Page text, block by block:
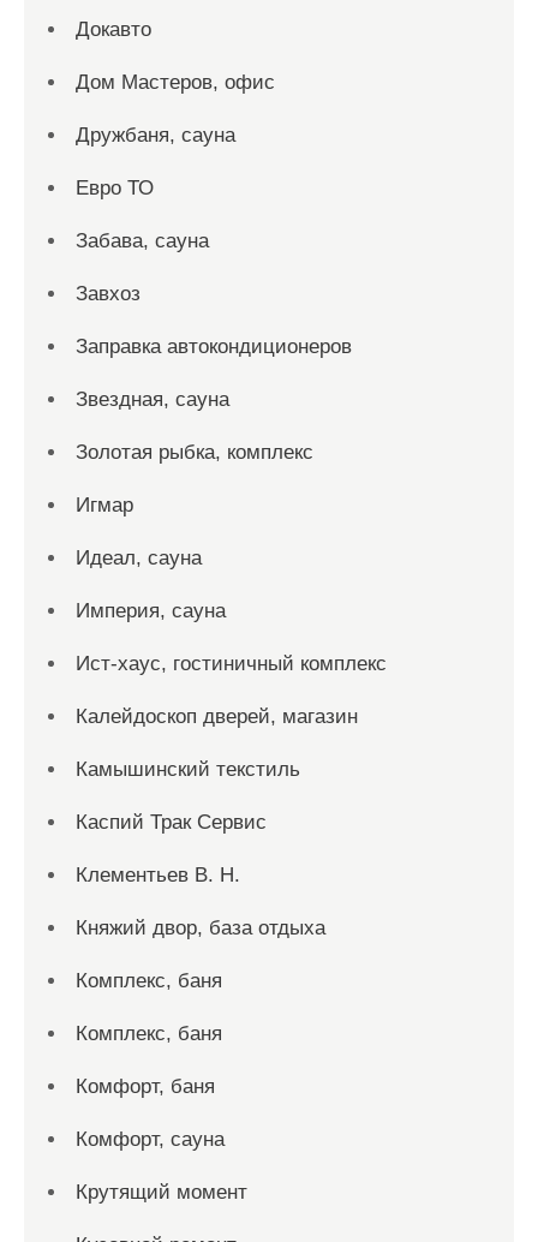
Докавто
Дом Мастеров, офис
Дружбаня, сауна
Евро ТО
Забава, сауна
Завхоз
Заправка автокондиционеров
Звездная, сауна
Золотая рыбка, комплекс
Игмар
Идеал, сауна
Империя, сауна
Ист-хаус, гостиничный комплекс
Калейдоскоп дверей, магазин
Камышинский текстиль
Каспий Трак Сервис
Клементьев В. Н.
Княжий двор, база отдыха
Комплекс, баня
Комплекс, баня
Комфорт, баня
Комфорт, сауна
Крутящий момент